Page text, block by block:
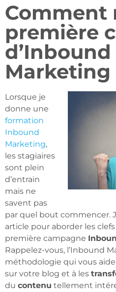
Comment
première
d’Inbound
Marketing
Lorsque je
donne une
formation
Inbound
Marketing,
les stagiaires
sont plein
d’entrain
mais ne
savent pas
par quel bout commencer.
article pour aborder les
première campagne
Rappelez-vous, l’Inbound
méthodologie qui vous aide
sur votre blog et à les
du contenu tellement